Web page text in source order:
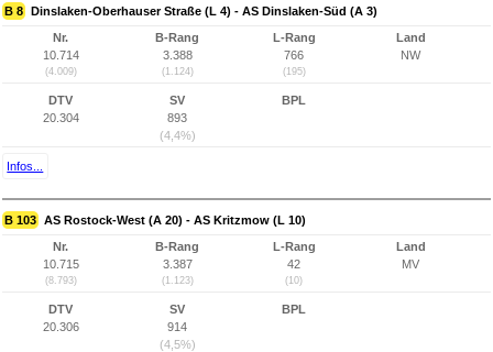
B 8 Dinslaken-Oberhauser Straße (L 4) - AS Dinslaken-Süd (A 3)
Nr.
10.714
(4.009)
B-Rang
3.388
(1.124)
L-Rang
766
(195)
Land
NW
DTV
20.304
SV
893
(4,4%)
BPL
Infos...
B 103 AS Rostock-West (A 20) - AS Kritzmow (L 10)
Nr.
10.715
(8.793)
B-Rang
3.387
(1.123)
L-Rang
42
(10)
Land
MV
DTV
20.306
SV
914
(4,5%)
BPL